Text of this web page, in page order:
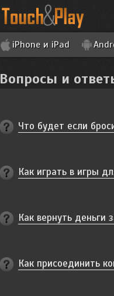
iPhone и iPad
Вопросы и
Что будет если
Как играть в игры
Как вернуть деньги
Как присоединить